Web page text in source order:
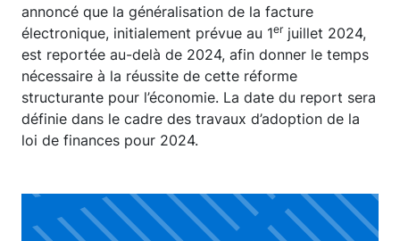
annoncé que la généralisation de la facture
électronique, initialement prévue au 1erjuillet 2024,
est reportée au-delà de 2024, afin donner le temps
nécessaire à la réussite de cette réforme
structurante pour l’économie. La date du report sera
définie dans le cadre des travaux d’adoption de la
loi de finances pour 2024.